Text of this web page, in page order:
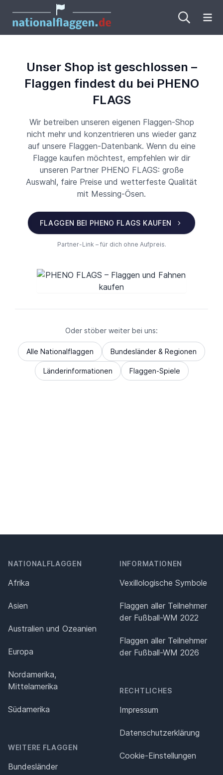
Unser Shop ist geschlossen –
Flaggen findest du bei PHENO
FLAGS
Wir betreiben unseren eigenen Flaggen-Shop
nicht mehr und konzentrieren uns wieder ganz
auf unsere Flaggen-Datenbank. Wenn du eine
Flagge kaufen möchtest, empfehlen wir dir
unseren Partner PHENO FLAGS: große
Auswahl, faire Preise und wetterfeste Qualität
mit Messing-Ösen.
FLAGGEN BEI PHENO FLAGS KAUFEN
Partner-Link – für dich ohne Aufpreis.
Oder stöber weiter bei uns:
Alle Nationalflaggen Bundesländer & Regionen
Länderinformationen Flaggen-Spiele
NATIONALFLAGGEN
Afrika
Asien
Australien und Ozeanien
Europa
Nordamerika,
Mittelamerika
Südamerika
WEITERE FLAGGEN
Bundesländer
INFORMATIONEN
Vexillologische Symbole
Flaggen aller Teilnehmer
der Fußball-WM 2022
Flaggen aller Teilnehmer
der Fußball-WM 2026
RECHTLICHES
Impressum
Datenschutz­erklärung
Cookie-Einstellungen